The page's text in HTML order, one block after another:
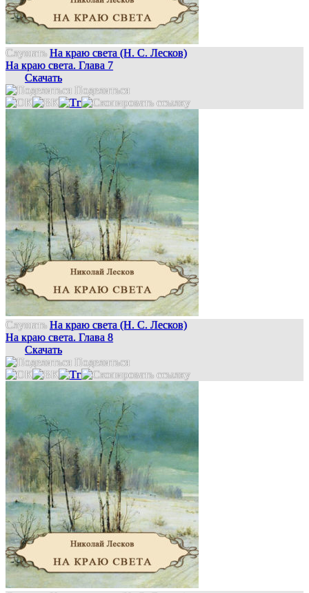
Слушать На краю света (Н. С. Лесков)
На краю света. Глава 7
Скачать
Поделиться
Слушать На краю света (Н. С. Лесков)
На краю света. Глава 8
Скачать
Поделиться